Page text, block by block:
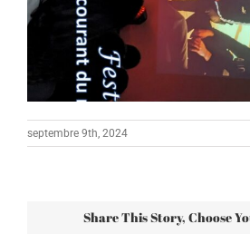
septembre 9th, 2024
Share This Story, Choose